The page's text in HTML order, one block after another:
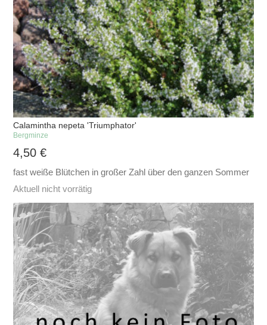
Calamintha nepeta 'Triumphator'
Bergminze
4,50€
fast weiße Blütchen in großer Zahl über den ganzen Sommer
Aktuell nicht vorrätig